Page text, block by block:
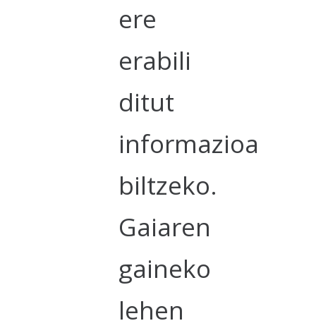
ere
erabili
ditut
informazioa
biltzeko.
Gaiaren
gaineko
lehen